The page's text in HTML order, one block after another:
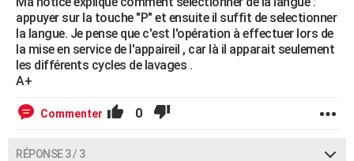
appuyer sur la touche "P" et ensuite il suffit de selectionner
la langue. Je pense que c'est l'opération à effectuer lors de
la mise en service de l'appaireil , car là il apparait seulement
les différents cycles de lavages .
A+
Commenter 0
RÉPONSE 3 / 3